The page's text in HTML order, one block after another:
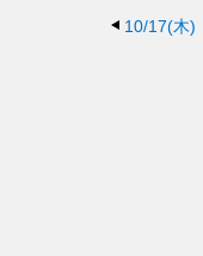
10/17(木)